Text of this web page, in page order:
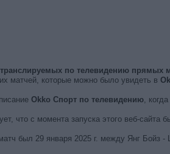
по телевидению прямых
матчей, которые можно было увидеть в
Okko Спорт по телевидению,
что с момента запуска этого веб-сайта
был 29 января 2025 г. между Янг Бойз -